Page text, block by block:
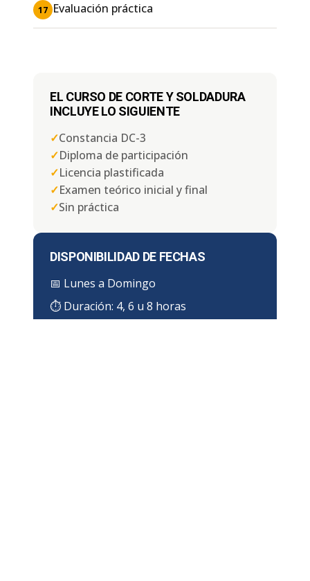
17 Evaluación práctica
EL CURSO DE CORTE Y SOLDADURA
INCLUYE LO SIGUIENTE
✓Constancia DC-3
✓Diploma de participación
✓Licencia plastificada
✓Examen teórico inicial y final
✓Sin práctica
DISPONIBILIDAD DE FECHAS
📅 Lunes a Domingo
⏱ Duración: 4, 6 u 8 horas